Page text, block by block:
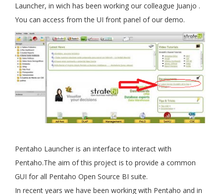
Launcher, in wich has been working our colleague Juanjo .
You can access from the UI front panel of our demo.
Pentaho Launcher is an interface to interact with
Pentaho.The aim of this project is to provide a common
GUI for all Pentaho Open Source BI suite.
In recent years we have been working with Pentaho and in